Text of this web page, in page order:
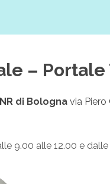
– Portale
di Bologna via Piero
9.00 alle 12.00 e dalle